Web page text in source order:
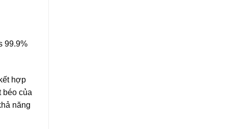
99.9%
hợp
béo của
năng